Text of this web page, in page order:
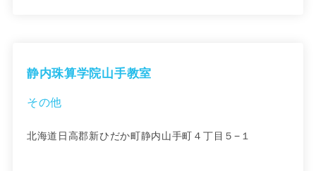
静内珠算学院山手教室
その他
北海道日高郡新ひだか町静内山手町４丁目５−１